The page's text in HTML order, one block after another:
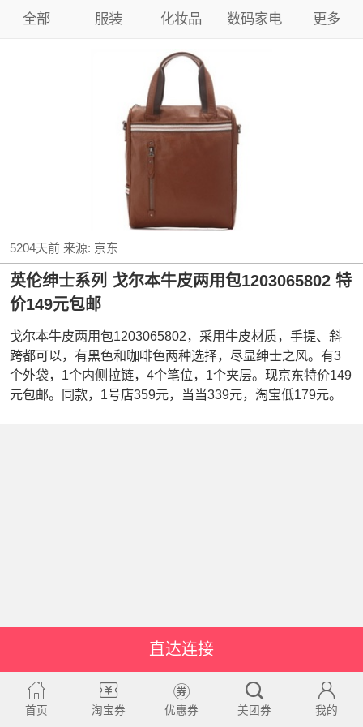
全部 服装 化妆品 数码家电 更多
5204天前来源: 京东
英伦绅士系列 戈尔本牛皮两用包1203065802 特
价149元包邮
戈尔本牛皮两用包1203065802，采用牛皮材质，手提、斜
跨都可以，有黑色和咖啡色两种选择，尽显绅士之风。有3
个外袋，1个内侧拉链，4个笔位，1个夹层。现京东特价149
元包邮。同款，1号店359元，当当339元，淘宝低179元。
直达连接
首页 淘宝券 优惠券 美团券 我的